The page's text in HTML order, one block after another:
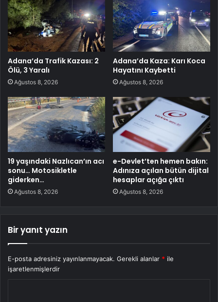
Adana’da Trafik Kazası: 2
Ölü, 3 Yaralı
Ağustos 8, 2026
Adana’da Kaza: Karı Koca
Hayatını Kaybetti
Ağustos 8, 2026
19 yaşındaki Nazlıcan’ın acı
sonu… Motosikletle
giderken…
Ağustos 8, 2026
e-Devlet’ten hemen bakın:
Adınıza açılan bütün dijital
hesaplar açığa çıktı
Ağustos 8, 2026
Bir yanıt yazın
E-posta adresiniz yayınlanmayacak. Gerekli alanlar * ile
işaretlenmişlerdir